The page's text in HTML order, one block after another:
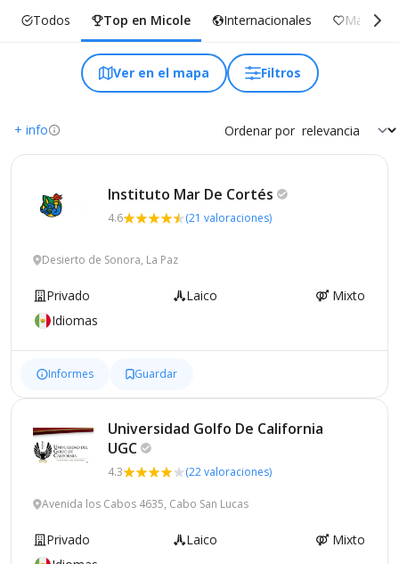
Todos Top en Micole Internacionales Más
Ver en el mapa Filtros
+ info Ordenar por
Instituto Mar De Cortés
4.6 (21 valoraciones)
Desierto de Sonora, La Paz
Privado Laico
Mixto
Idiomas
Informes Guardar
Universidad Golfo De California
UGC
4.3 (22 valoraciones)
Avenida los Cabos 4635, Cabo San Lucas
Privado Laico
Mixto